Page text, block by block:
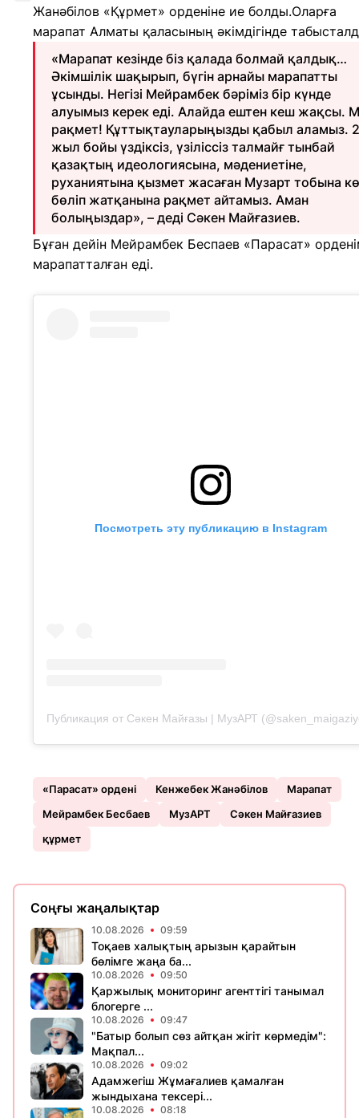
Жанәбілов «Құрмет» орденіне ие болды.Оларға
марапат Алматы қаласының әкімдігінде
«Марапат кезінде біз қалада болмай қалдық…
Әкімшілік шақырып, бүгін арнайы марапатты
ұсынды. Негізі Мейрамбек бәріміз бір күнде
алуымыз керек еді. Алайда ештен кеш жақсы.
рақмет! Құттықтауларыңызды қабыл аламыз.
жыл бойы үздіксіз, үзіліссіз талмайғ тынбай
қазақтың идеологиясына, мәдениетіне,
руханиятына қызмет жасаған Музарт тобына
бөліп жатқанына рақмет айтамыз. Аман
болыңыздар», – деді Сәкен Майғазиев.
Бұған дейін Мейрамбек Беспаев «Парасат»
марапатталған еді.
Посмотреть эту публикацию в Instagram
Публикация от Сәкен Майғазы | МузАРТ
«Парасат» ордені Кенжебек Жанәбілов
Марапат
Мейрамбек Бесбаев
МузАРТ
Сәкен Майғазиев
құрмет
Соңғы жаңалықтар
10.08.2026 09:59
Тоқаев халықтың арызын қарайтын
бөлімге жаңа ба...
10.08.2026 09:50
Қаржылық мониторинг агенттігі танымал
блогерге ...
10.08.2026 09:47
"Батыр болып сөз айтқан жігіт көрмедім":
Мақпал...
10.08.2026 09:02
Адамжегіш Жұмағалиев қамалған
жындыхана тексері...
10.08.2026 08:18